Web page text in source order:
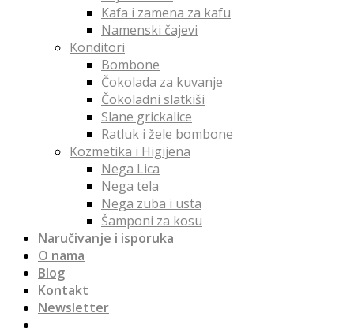
Kafa i zamena za kafu
Namenski čajevi
Konditori
Bombone
Čokolada za kuvanje
Čokoladni slatkiši
Slane grickalice
Ratluk i žele bombone
Kozmetika i Higijena
Nega Lica
Nega tela
Nega zuba i usta
Šamponi za kosu
Naručivanje i isporuka
O nama
Blog
Kontakt
Newsletter